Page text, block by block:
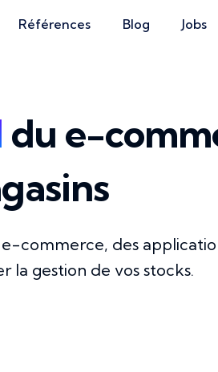
Références Blog Jobs
du e-
commerce, des
la gestion de vos stocks.